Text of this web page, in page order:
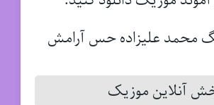
آنلاین موزیک